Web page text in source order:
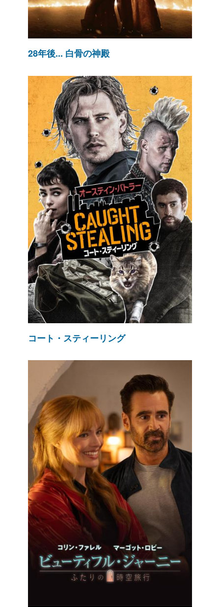
28年後... 白骨の神殿
コート・スティーリング